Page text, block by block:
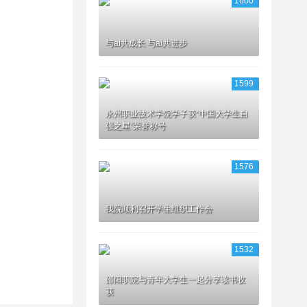
与ai共成长 与ai共进步
1599
永州职业技术学院学子获“中国大学生自
强之星”荣誉称号
1576
我院顺利召开学生组织工作会
1532
邵阳职院与青年大学生一起分享读书收
获